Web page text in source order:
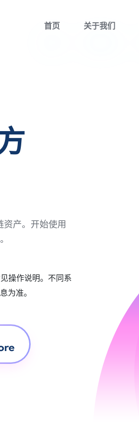
首页 关于我们
产。开始使用
操作说明。不同系
为准。